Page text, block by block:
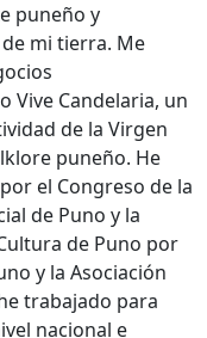
puneño y
mi tierra. Me
Vive Candelaria, un
de la Virgen
puneño. He
el Congreso de la
de Puno y la
de Puno por
y la Asociación
trabajado para
nacional e